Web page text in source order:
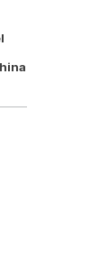
3.5 millones